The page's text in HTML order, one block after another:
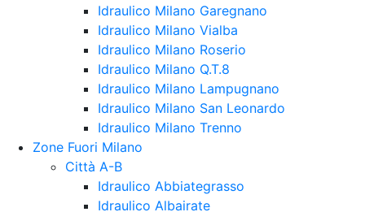
Idraulico Milano Garegnano
Idraulico Milano Vialba
Idraulico Milano Roserio
Idraulico Milano Q.T.8
Idraulico Milano Lampugnano
Idraulico Milano San Leonardo
Idraulico Milano Trenno
Zone Fuori Milano
Città A-B
Idraulico Abbiategrasso
Idraulico Albairate